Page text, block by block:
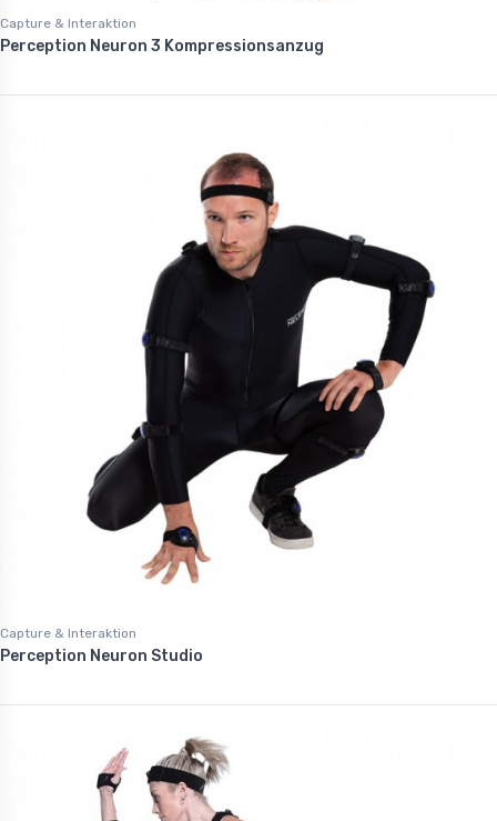
Capture & Interaktion
Perception Neuron 3 Kompressionsanzug
Capture & Interaktion
Perception Neuron Studio